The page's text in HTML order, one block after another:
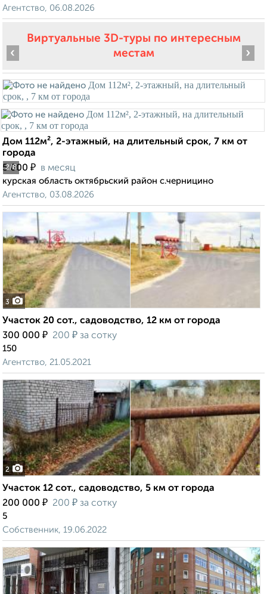
Агентство, 06.08.2026
Виртуальные 3D-туры по интересным
местам
2/8
‹ ›
Дом 112м², 2-этажный, на длительный срок, 7 км от
города
5 000 ₽ в месяц
курская область октябрьский район с.черницино
Агентство, 03.08.2026
3
Участок 20 сот., садоводство, 12 км от города
300 000 ₽ 200 ₽ за сотку
150
Агентство, 21.05.2021
2
Участок 12 сот., садоводство, 5 км от города
200 000 ₽ 200 ₽ за сотку
5
Собственник, 19.06.2022